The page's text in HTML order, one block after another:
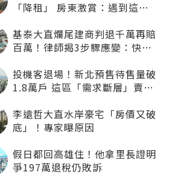
「降租」 房東激賞：遇到這種
基泰大直爛尾建商判退千萬再賠
百萬！律師揭3步驟應變：快通
投機客退場！新北預售待售量破
1.8萬戶 這區「需求斷層」賣壓
李遠哲大直水岸豪宅「房價又破
底」！專家曝原因
假日都回高雄住！他拿里長證明
爭197萬退稅仍敗訴